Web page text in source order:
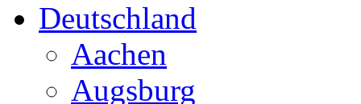
Deutschland
Aachen
Augsburg